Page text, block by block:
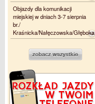
Objazdy dla komunikacji
miejskiej w dniach 3-7 sierpnia
br./
Kraśnicka/Nałęczowska/Głęboka